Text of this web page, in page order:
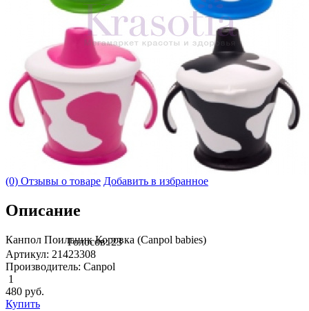
(0) Отзывы о товаре Добавить в избранное
Описание
Канпол Поильник Коровка (Canpol babies)
Голосов: 23
Артикул: 21423308
Производитель: Canpol
1
480 руб.
Купить